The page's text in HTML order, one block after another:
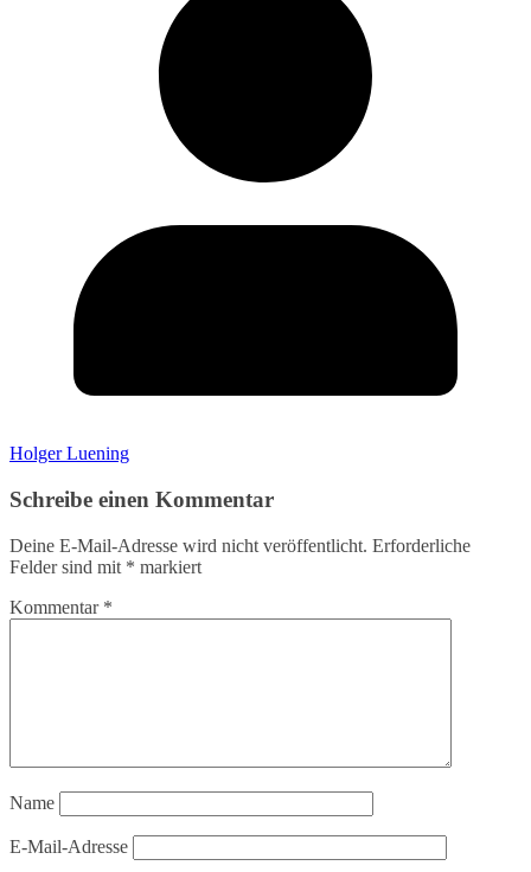
Holger Luening
Schreibe einen Kommentar
Deine E-Mail-Adresse wird nicht veröffentlicht. Erforderliche
Felder sind mit * markiert
Kommentar *
Name
E-Mail-Adresse